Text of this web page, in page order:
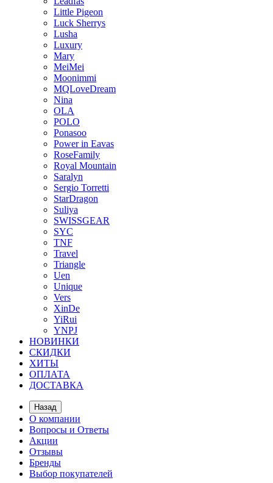
Little Pigeon
Luck Sherrys
Lusha
Luxury
Mary
MeiMei
Moonimmi
MQLoveDream
Nina
OLA
POLO
Ponasoo
Power in Eavas
RoseFamily
Royal Mountain
Saralyn
Sergio Torretti
StarDragon
Suliya
SWISSGEAR
SYC
TNF
Travel
Triangle
Uen
Unique
Vers
XinDe
YiRui
YNPJ
НОВИНКИ
СКИДКИ
ХИТЫ
ОПЛАТА
ДОСТАВКА
Назад
О компании
Вопросы и Ответы
Акции
Отзывы
Бренды
Выбор покупателей